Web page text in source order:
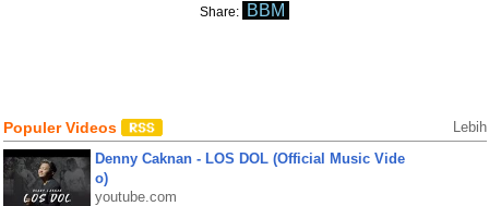
Share: BBM
Populer Videos Lebih
Denny Caknan - LOS DOL (Official Music Vide
o)
youtube.com